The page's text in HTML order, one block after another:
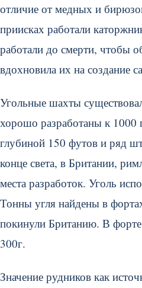
отличие от медных и
приисках работали
работали до смерти, чтобы
вдохновила их на создание
Угольные шахты
хорошо разработаны к 1000
глубиной 150 футов и ряд
конце света, в Британии,
места разработок. Уголь
Тонны угля найдены в
покинули Британию. В
300г.
Значение рудников как